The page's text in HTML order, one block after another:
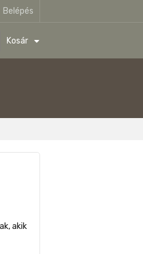
Belépés
Kosár
akik